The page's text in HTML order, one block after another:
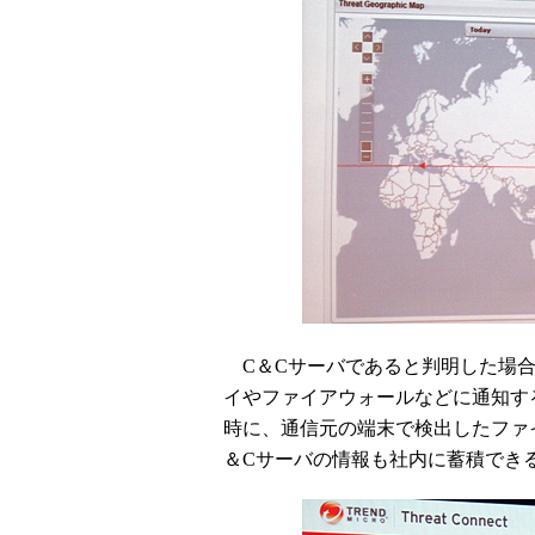
C＆Cサーバであると判明した場
イやファイアウォールなどに通知
時に、通信元の端末で検出したフ
＆Cサーバの情報も社内に蓄積でき